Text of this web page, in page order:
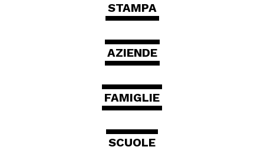
STAMPA
AZIENDE
FAMIGLIE
SCUOLE